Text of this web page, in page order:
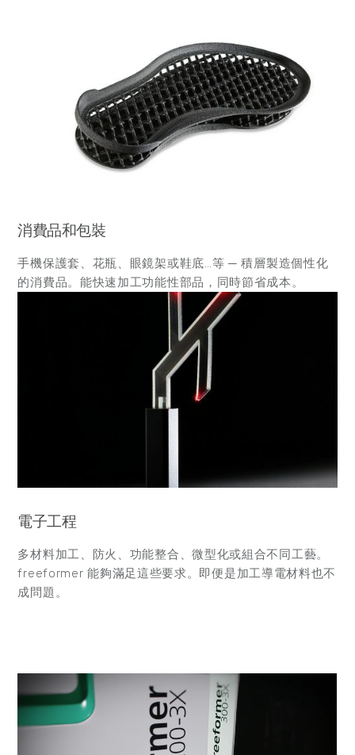
消費品和包裝
手機保護套、花瓶、眼鏡架或鞋底…等 ─ 積層製造個性化
的消費品。能快速加工功能性部品，同時節省成本。
電子工程
多材料加工、防火、功能整合、微型化或組合不同工藝。
freeformer 能夠滿足這些要求。即便是加工導電材料也不
成問題。